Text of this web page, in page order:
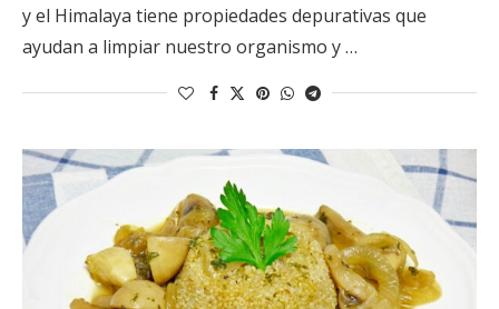
y el Himalaya tiene propiedades depurativas que
ayudan a limpiar nuestro organismo y …